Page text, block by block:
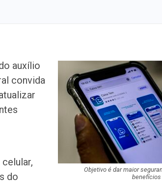
Objetivo é dar maior
benefícios
auxílio
convida
do